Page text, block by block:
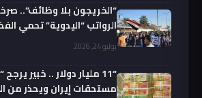
“الخريجون بلا وظائف”..
الرواتب “اليدوية” تحمي
يوليو 24, 2026
“11 مليار دولار .. خبير
مستحقات إيران ويحذر من